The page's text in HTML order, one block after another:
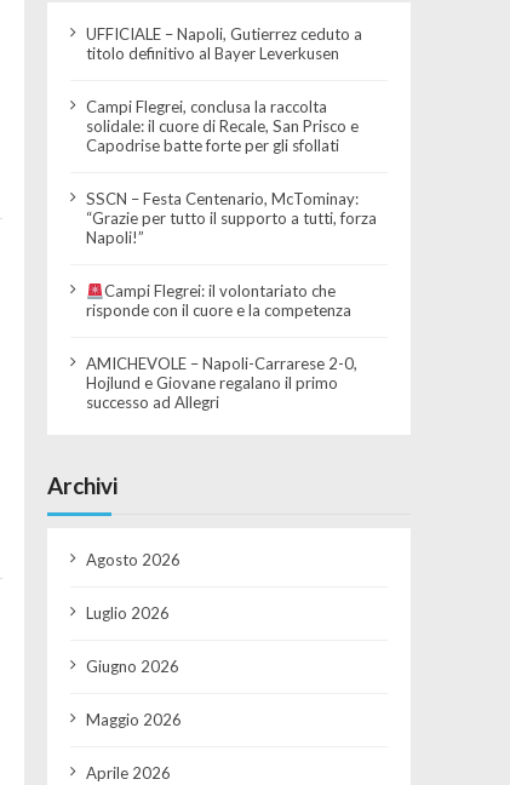
UFFICIALE – Napoli, Gutierrez ceduto a
titolo definitivo al Bayer Leverkusen
Campi Flegrei, conclusa la raccolta
solidale: il cuore di Recale, San Prisco e
Capodrise batte forte per gli sfollati
SSCN – Festa Centenario, McTominay:
“Grazie per tutto il supporto a tutti, forza
Napoli!”
Campi Flegrei: il volontariato che
risponde con il cuore e la competenza
AMICHEVOLE – Napoli-Carrarese 2-0,
Hojlund e Giovane regalano il primo
successo ad Allegri
Archivi
Agosto 2026
Luglio 2026
Giugno 2026
Maggio 2026
Aprile 2026